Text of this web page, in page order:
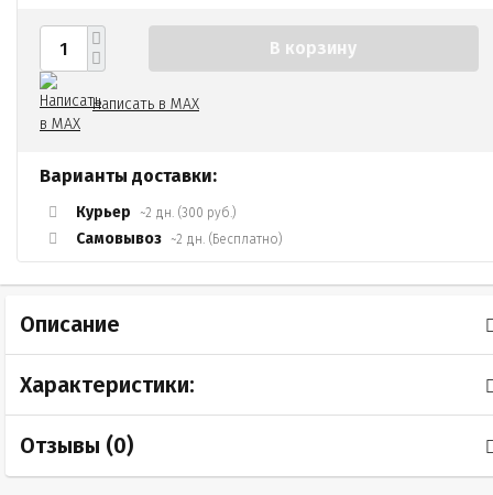
В корзину
Написать в MAX
Варианты доставки:
Курьер ~2 дн. (300 руб.)
Самовывоз ~2 дн. (Бесплатно)
Описание
Характеристики:
Отзывы (0)